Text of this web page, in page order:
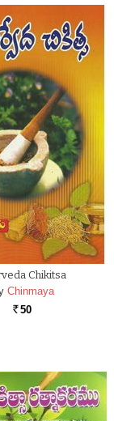
Chikitsa
Chinmaya
Rs. 50